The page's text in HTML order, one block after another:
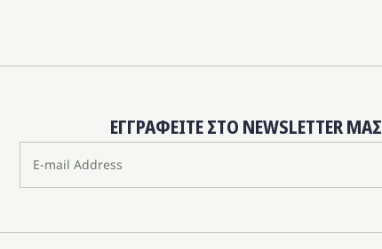
ΕΓΓΡΑΦΕΙΤΕ ΣΤΟ NEWSLETTER ΜΑΣ